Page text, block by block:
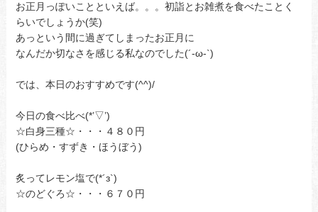
お正月っぽいことといえば。。。初詣とお雑煮を食べたことく
らいでしょうか(笑)
あっという間に過ぎてしまったお正月に
なんだか切なさを感じる私なのでした(´-ω-`)
では、本日のおすすめです(^^)/
今日の食べ比べ(*’▽’)
☆白身三種☆・・・４８０円
(ひらめ・すずき・ほうぼう)
炙ってレモン塩で(*´з`)
☆のどぐろ☆・・・６７０円